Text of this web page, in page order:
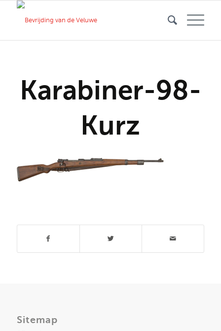
Karabiner-98-
Kurz
Sitemap